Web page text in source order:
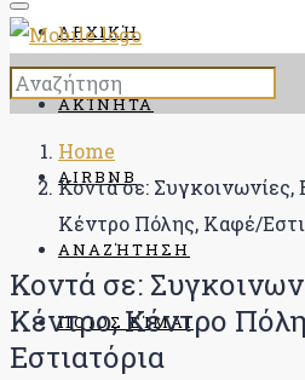
ΑΡΧΙΚΉ
ΑΚΊΝΗΤΑ
AIRBNB
ΑΝΑΖΉΤΗΣΗ
ΠΟΊΟΣ ΕΊΜΑΙ
Home
Κοντά σε: Συγκοινωνίες,
Κέντρο Πόλης, Καφέ/
Κοντά σε:
Κέντρο, Κέντρο
Εστιατόρια